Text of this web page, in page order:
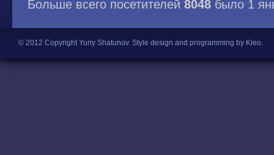
Больше всего посетителей 8048 было 1
© 2012 Copyright Yuriy Shatunov. Style design and programming by Kleo.